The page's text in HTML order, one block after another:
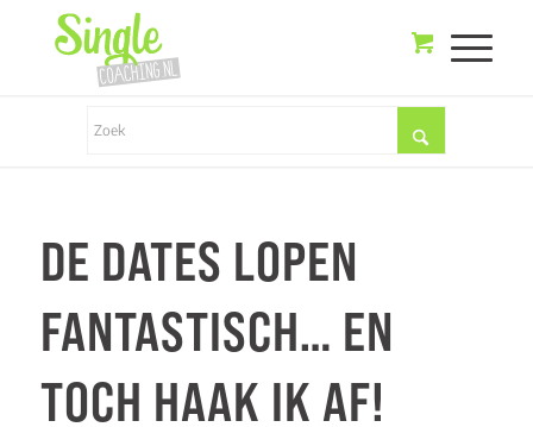
DE DATES LOPEN
FANTASTISCH… EN
TOCH HAAK IK AF!